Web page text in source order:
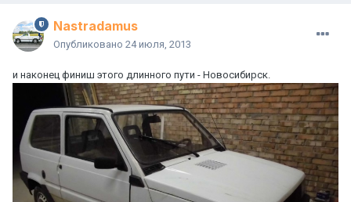
Nastradamus
Опубликовано 24 июля, 2013
и наконец финиш этого длинного пути - Новосибирск.